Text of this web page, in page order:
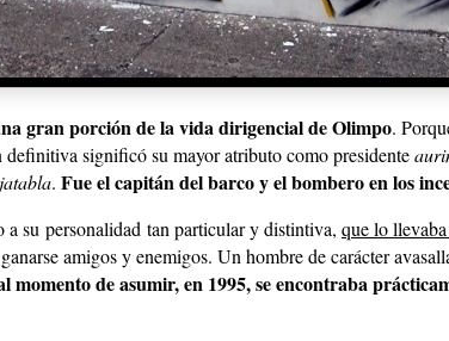
gran porción de la vida dirigencial de Olimpo.
definitiva significó su mayor atributo como presidente
. Fue el capitán del barco y el bombero en los
a su personalidad tan particular y distintiva, que lo
amigos y enemigos. Un hombre de carácter
momento de asumir, en 1995, se encontraba